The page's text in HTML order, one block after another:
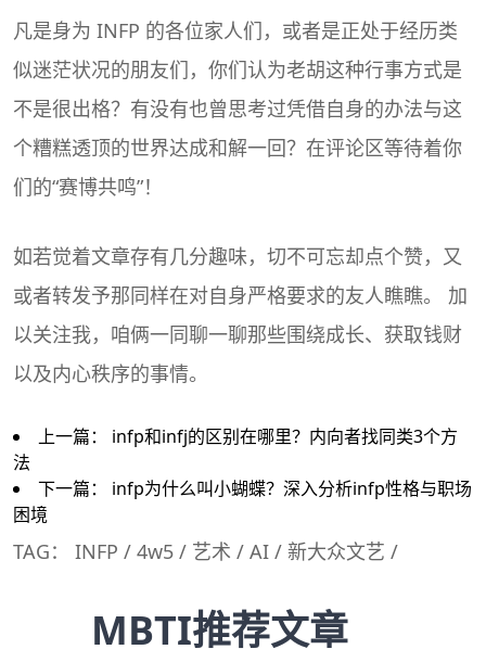
凡是身为 INFP 的各位家人们，或者是正处于经历类
似迷茫状况的朋友们，你们认为老胡这种行事方式是
不是很出格？有没有也曾思考过凭借自身的办法与这
个糟糕透顶的世界达成和解一回？在评论区等待着你
们的“赛博共鸣”！
如若觉着文章存有几分趣味，切不可忘却点个赞，又
或者转发予那同样在对自身严格要求的友人瞧瞧。 加
以关注我，咱俩一同聊一聊那些围绕成长、获取钱财
以及内心秩序的事情。
上一篇： infp和infj的区别在哪里？内向者找同类3个方
法
下一篇： infp为什么叫小蝴蝶？深入分析infp性格与职场
困境
TAG： INFP / 4w5 / 艺术 / AI / 新大众文艺 /
MBTI推荐文章